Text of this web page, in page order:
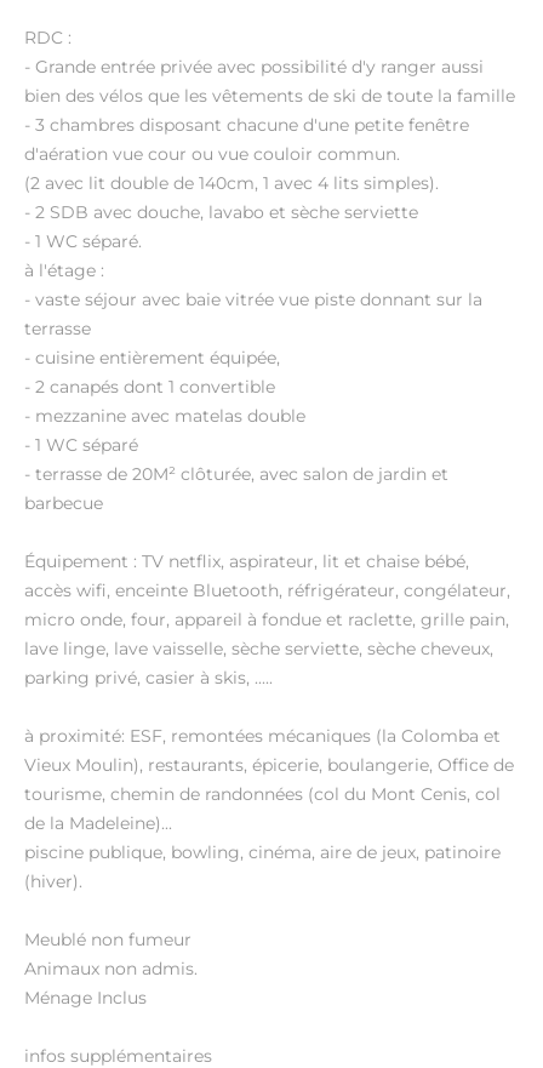
RDC :
- Grande entrée privée avec possibilité d'y ranger aussi
bien des vélos que les vêtements de ski de toute la famille
- 3 chambres disposant chacune d'une petite fenêtre
d'aération vue cour ou vue couloir commun.
(2 avec lit double de 140cm, 1 avec 4 lits simples).
- 2 SDB avec douche, lavabo et sèche serviette
- 1 WC séparé.
à l'étage :
- vaste séjour avec baie vitrée vue piste donnant sur la
terrasse
- cuisine entièrement équipée,
- 2 canapés dont 1 convertible
- mezzanine avec matelas double
- 1 WC séparé
- terrasse de 20M² clôturée, avec salon de jardin et
barbecue
Équipement : TV netflix, aspirateur, lit et chaise bébé,
accès wifi, enceinte Bluetooth, réfrigérateur, congélateur,
micro onde, four, appareil à fondue et raclette, grille pain,
lave linge, lave vaisselle, sèche serviette, sèche cheveux,
parking privé, casier à skis, .....
à proximité: ESF, remontées mécaniques (la Colomba et
Vieux Moulin), restaurants, épicerie, boulangerie, Office de
tourisme, chemin de randonnées (col du Mont Cenis, col
de la Madeleine)...
piscine publique, bowling, cinéma, aire de jeux, patinoire
(hiver).
Meublé non fumeur
Animaux non admis.
Ménage Inclus
infos supplémentaires